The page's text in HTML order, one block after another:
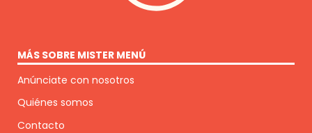
MÁS SOBRE MISTER MENÚ
Anúnciate con nosotros
Quiénes somos
Contacto